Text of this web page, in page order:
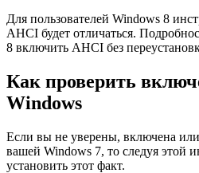
Для пользователей Windows 8
AHCI будет отличаться.
8 включить AHCI без
Как проверить
Windows
Если вы не уверены, включена
вашей Windows 7, то следуя этой
установить этот факт.